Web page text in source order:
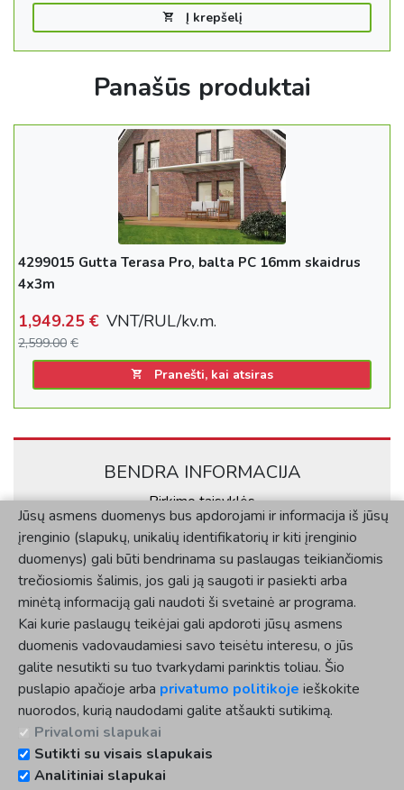
Į krepšelį
Panašūs produktai
4299015 Gutta Terasa Pro, balta PC 16mm skaidrus
4x3m
1,949.25 €
2,599.00 €
VNT/RUL/kv.m.
Pranešti, kai atsiras
BENDRA INFORMACIJA
Pirkimo taisyklės
Kontaktai
Privatumo politika
KLIENTAMS
Mano paskyra
Užsakymų istorija
SOCIALINĖ SKLAIDA
Jūsų asmens duomenys bus apdorojami ir informacija iš jūsų
įrenginio (slapukų, unikalių identifikatorių ir kiti įrenginio
duomenys) gali būti bendrinama su paslaugas teikiančiomis
trečiosiomis šalimis, jos gali ją saugoti ir pasiekti arba
minėtą informaciją gali naudoti ši svetainė ar programa.
Kai kurie paslaugų teikėjai gali apdoroti jūsų asmens
duomenis vadovaudamiesi savo teisėtu interesu, o jūs
galite nesutikti su tuo tvarkydami parinktis toliau. Šio
puslapio apačioje arba privatumo politikoje ieškokite
nuorodos, kurią naudodami galite atšaukti sutikimą.
Privalomi slapukai
Sutikti su visais slapukais
Analitiniai slapukai